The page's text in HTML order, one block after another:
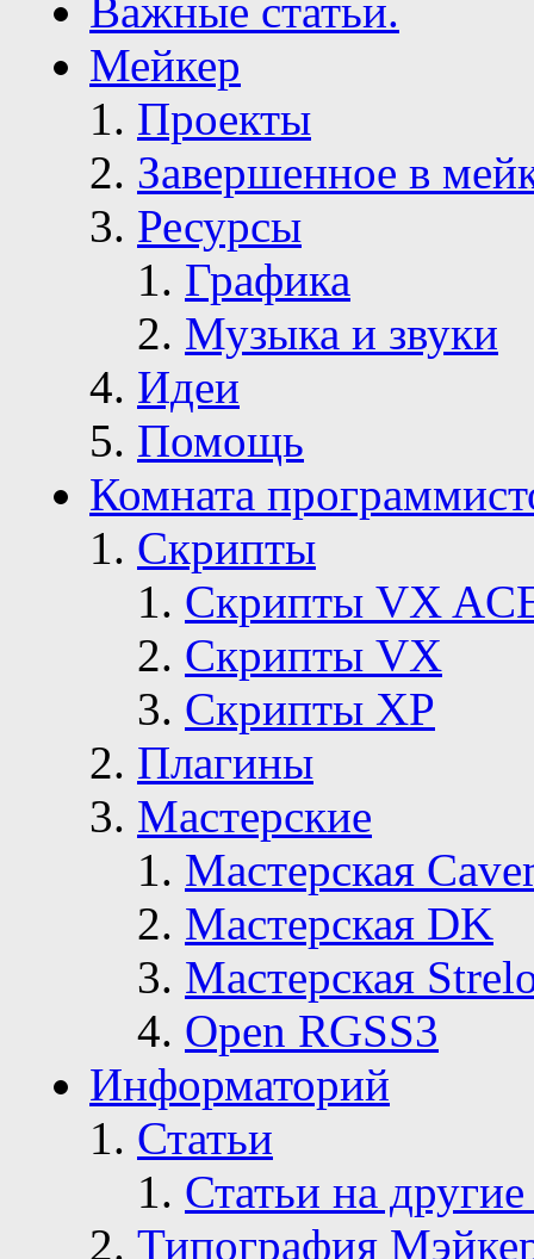
Важные статьи.
Мейкер
Проекты
Завершенное в
Ресурсы
Графика
Музыка и звуки
Идеи
Помощь
Комната
Скрипты
Скрипты VX
Скрипты VX
Скрипты ХР
Плагины
Мастерские
Мастерская
Мастерская DK
Мастерская
Open RGSS3
Информаторий
Статьи
Статьи на
Типография